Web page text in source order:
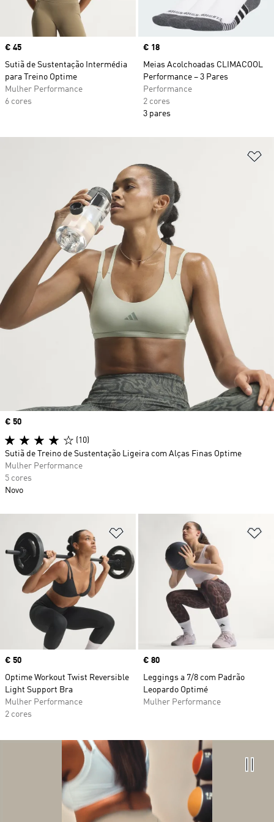
Price
€ 45
Sutiã de Sustentação Intermédia
para Treino Optime
Mulher Performance
6 cores
Price
€ 18
Meias Acolchoadas CLIMACOOL
Performance – 3 Pares
Performance
2 cores
3 pares
Adicionar à Lista de Desejos
Price
€ 50
Optime Workout Twist Reversible
Light Support Bra
Mulher Performance
2 cores
Price
€ 80
Leggings a 7/8 com Padrão
Leopardo Optimé
Mulher Performance
Price
€ 50
(10)
Sutiã de Treino de Sustentação Ligeira com Alças Finas Optime
Mulher Performance
5 cores
Novo